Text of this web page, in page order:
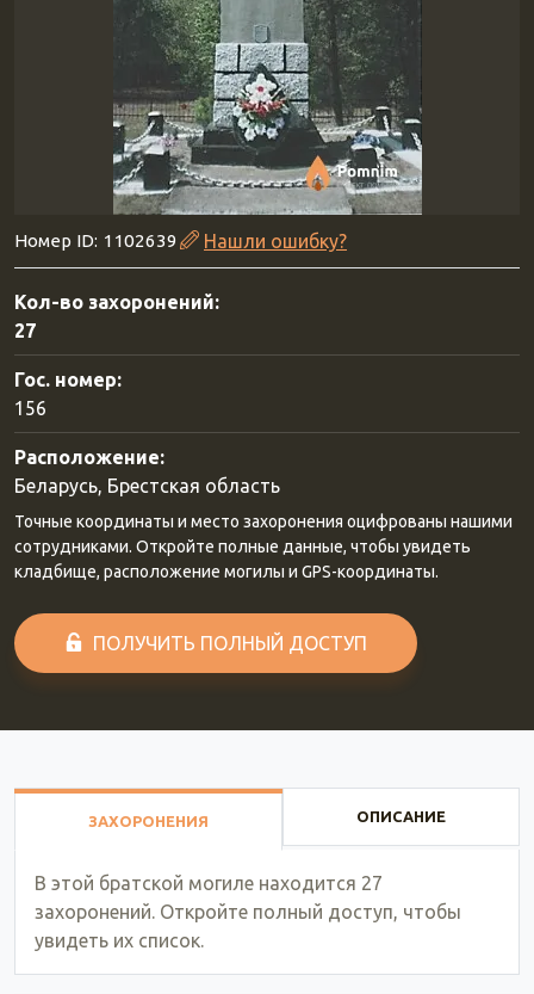
Номер ID: 1102639 Нашли ошибку?
Кол-во захоронений:
27
Гос. номер:
156
Расположение:
Беларусь, Брестская область
Точные координаты и место захоронения оцифрованы нашими
сотрудниками. Откройте полные данные, чтобы увидеть
кладбище, расположение могилы и GPS-координаты.
ПОЛУЧИТЬ ПОЛНЫЙ ДОСТУП
ЗАХОРОНЕНИЯ ОПИСАНИЕ
В этой братской могиле находится 27
захоронений. Откройте полный доступ, чтобы
увидеть их список.